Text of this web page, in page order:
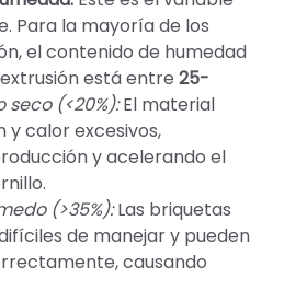
Para la mayoría de los
el contenido de humedad
está entre 25-
seco (<20%):El material
y calor excesivos,
y acelerando el
(>35%):Las briquetas
de manejar y pueden
causando